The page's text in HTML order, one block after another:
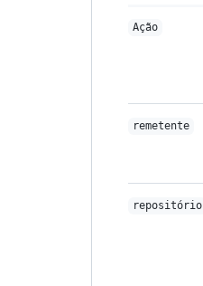
Ação
remetente
repositório